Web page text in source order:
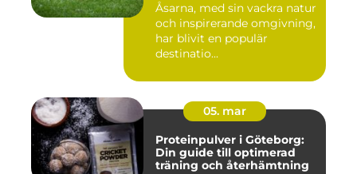
Åsarna, med sin vackra natur
och inspirerande omgivning,
har blivit en populär
destinatio...
05. mar
Proteinpulver i Göteborg:
Din guide till optimerad
träning och återhämtning